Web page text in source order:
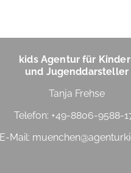
kids Agentur für
und Jugenddarsteller
Tanja Frehse
Telefon: +49-8806-9588-
E-Mail: